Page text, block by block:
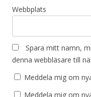
Webbplats
Spara mitt namn,
denna webbläsare till
Meddela mig om
Meddela mig om